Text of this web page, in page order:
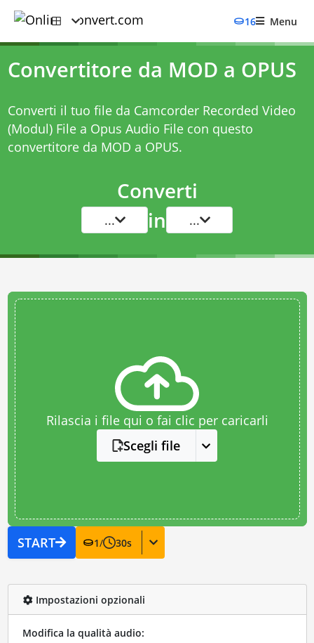
16 Menu
Convertitore da MOD a OPUS
Converti il tuo file da Camcorder Recorded Video
(Modul) File a Opus Audio File con questo
convertitore da MOD a OPUS.
Converti
... in ...
Rilascia i file qui o fai clic per caricarli
Scegli file
START 1/ 30s
Impostazioni opzionali
Modifica la qualità audio: